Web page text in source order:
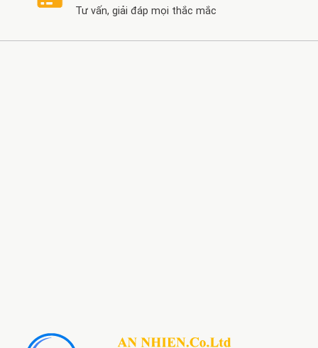
Tư vấn, giải đáp mọi thắc mắc